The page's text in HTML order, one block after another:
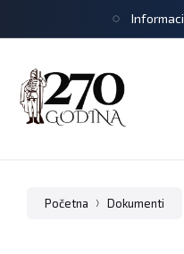
Početna Dokumenti